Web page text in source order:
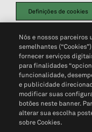
Definições de cookies
Política de Privacidade
Não Venda Minhas
Nós e nossos parceiros
semelhantes
fornecer serviços
para finalidades
funcionalidade,
e publicidade
modificar suas
botões neste banner.
alterar sua escolha
sobre Cookies.